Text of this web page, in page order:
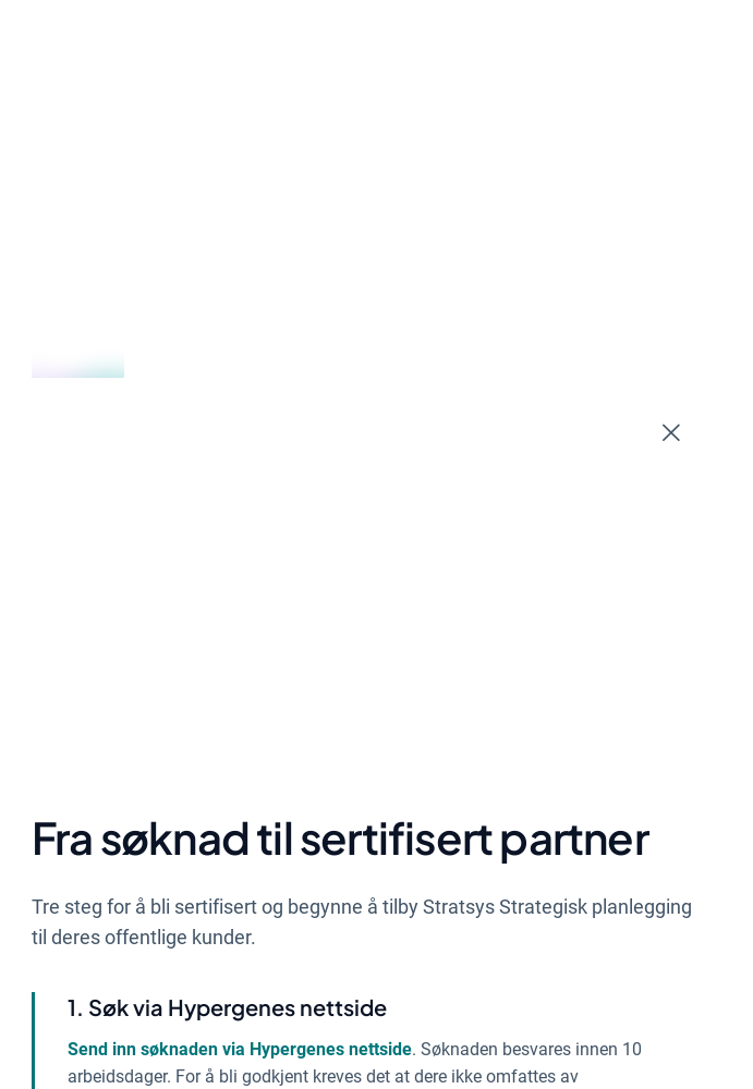
Fra søknad til sertifisert partner
Tre steg for å bli sertifisert og begynne å tilby Stratsys Strategisk planlegging
til deres offentlige kunder.
Søk via Hypergenes nettside
Send inn søknaden via Hypergenes nettside. Søknaden besvares innen 10
arbeidsdager. For å bli godkjent kreves det at dere ikke omfattes av